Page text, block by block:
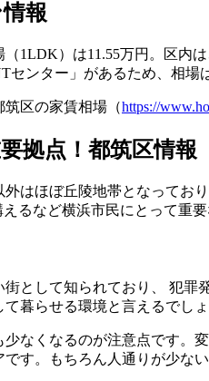
報
1LDK）は11.55万円。区内
センター」があるため、相場
区の家賃相場（https://
拠点！都筑区情報
はほぼ丘陵地帯となってお
るなど横浜市民にとって重
として知られており、 犯
暮らせる環境と言えるでしょ
なくなるのが注意点です。
す。もちろん人通りが少な